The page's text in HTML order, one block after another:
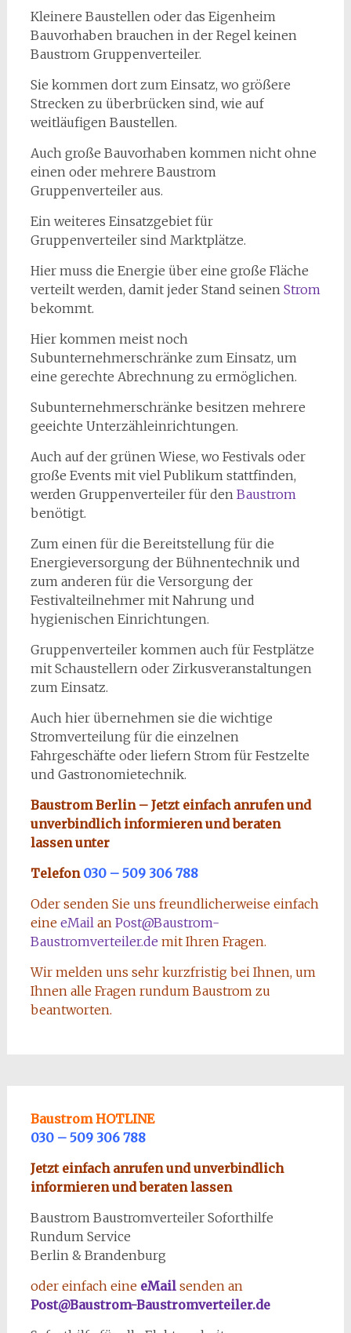
Kleinere Baustellen oder das Eigenheim
Bauvorhaben brauchen in der Regel keinen
Baustrom Gruppenverteiler.
Sie kommen dort zum Einsatz, wo größere
Strecken zu überbrücken sind, wie auf
weitläufigen Baustellen.
Auch große Bauvorhaben kommen nicht ohne
einen oder mehrere Baustrom
Gruppenverteiler aus.
Ein weiteres Einsatzgebiet für
Gruppenverteiler sind Marktplätze.
Hier muss die Energie über eine große Fläche
verteilt werden, damit jeder Stand seinen Strom
bekommt.
Hier kommen meist noch
Subunternehmerschränke zum Einsatz, um
eine gerechte Abrechnung zu ermöglichen.
Subunternehmerschränke besitzen mehrere
geeichte Unterzähleinrichtungen.
Auch auf der grünen Wiese, wo Festivals oder
große Events mit viel Publikum stattfinden,
werden Gruppenverteiler für den Baustrom
benötigt.
Zum einen für die Bereitstellung für die
Energieversorgung der Bühnentechnik und
zum anderen für die Versorgung der
Festivalteilnehmer mit Nahrung und
hygienischen Einrichtungen.
Gruppenverteiler kommen auch für Festplätze
mit Schaustellern oder Zirkusveranstaltungen
zum Einsatz.
Auch hier übernehmen sie die wichtige
Stromverteilung für die einzelnen
Fahrgeschäfte oder liefern Strom für Festzelte
und Gastronomietechnik.
Baustrom Berlin – Jetzt einfach anrufen und
unverbindlich informieren und beraten
lassen unter
Telefon 030 – 509 306 788
Oder senden Sie uns freundlicherweise einfach
eine eMailan Post@Baustrom-
Baustromverteiler.de mit Ihren Fragen.
Wir melden uns sehr kurzfristig bei Ihnen, um
Ihnen alle Fragen rundum Baustrom zu
beantworten.
Baustrom HOTLINE
030 – 509 306 788
Jetzt einfach anrufen und unverbindlich
informieren und beraten lassen
Baustrom Baustromverteiler Soforthilfe
Rundum Service
Berlin & Brandenburg
oder einfach eine eMailsenden an
Post@Baustrom-Baustromverteiler.de